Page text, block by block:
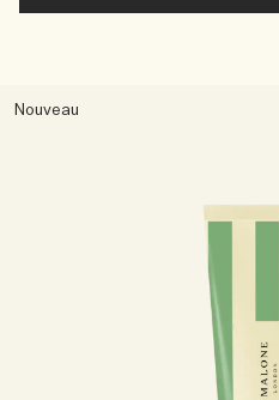
Nouveau